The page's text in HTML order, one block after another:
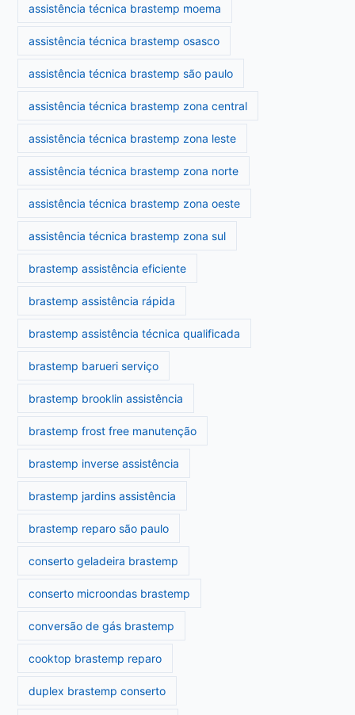
assistência técnica brastemp moema
assistência técnica brastemp osasco
assistência técnica brastemp são paulo
assistência técnica brastemp zona central
assistência técnica brastemp zona leste
assistência técnica brastemp zona norte
assistência técnica brastemp zona oeste
assistência técnica brastemp zona sul
brastemp assistência eficiente
brastemp assistência rápida
brastemp assistência técnica qualificada
brastemp barueri serviço
brastemp brooklin assistência
brastemp frost free manutenção
brastemp inverse assistência
brastemp jardins assistência
brastemp reparo são paulo
conserto geladeira brastemp
conserto microondas brastemp
conversão de gás brastemp
cooktop brastemp reparo
duplex brastemp conserto